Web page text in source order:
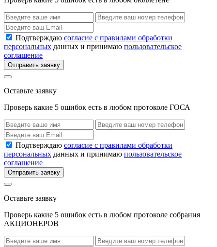
Подтверждаю согласие с правилами обработки
персональных данных и принимаю пользовательское
соглашение
Отправить заявку
Оставьте заявку
Проверь какие 5 ошибок есть в любом протоколе ГОСА
Подтверждаю согласие с правилами обработки
персональных данных и принимаю пользовательское
соглашение
Отправить заявку
Оставьте заявку
Проверь какие 5 ошибок есть в любом протоколе собрания
АКЦИОНЕРОВ